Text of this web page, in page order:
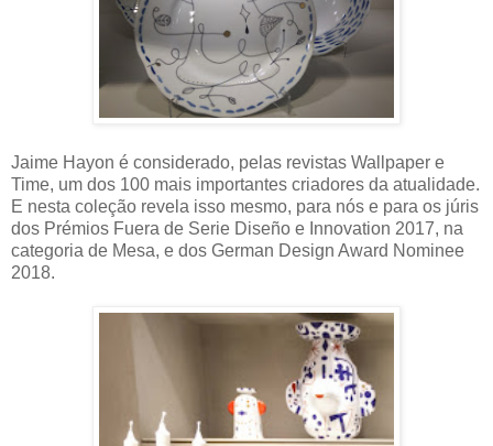
Jaime Hayon é considerado, pelas revistas Wallpaper e
Time, um dos 100 mais importantes criadores da atualidade.
E nesta coleção revela isso mesmo, para nós e para os júris
dos Prémios Fuera de Serie Diseño e Innovation 2017, na
categoria de Mesa, e dos German Design Award Nominee
2018.